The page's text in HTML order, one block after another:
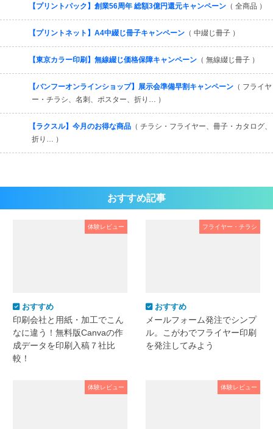
【プリントパック】創業56周年 総額3億円還元キャンペーン （ 全商品 ）
【プリントネット】A4中綴じ冊子キャンペーン （ 中綴じ冊子 ）
【東京カラー印刷】無線綴じ価格保障キャンペーン （ 無線綴じ冊子 ）
【バンフーオンラインショップ】展示会準備早割キャンペーン （ フライヤ
ー・チラシ、名刺、ポスター、折り… ）
【ラクスル】今月のお得な商品 （ チラシ・フライヤー、冊子・カタログ、
折り… ）
おすすめ記事
体験レビュー
おすすめ
印刷会社と用紙・加工でこん
なに違う！無料版Canvaの作
成データを印刷入稿７社比
較！
フライヤー・チラシ
おすすめ
メールフォーム発注でシンプ
ル。こがわでフライヤー印刷
を発注してみよう
体験レビュー 体験レビュー